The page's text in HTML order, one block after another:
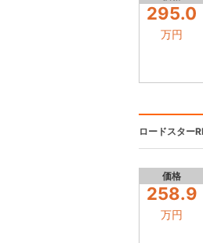
295.0
万円
ロードスター
価格
258.9
万円